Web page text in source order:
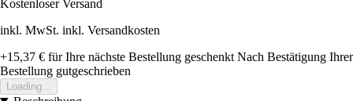
Kostenloser Versand
inkl. MwSt. inkl. Versandkosten
+15,37 € für Ihre nächste Bestellung geschenkt Nach Bestätigung Ihrer
Bestellung gutgeschrieben
Loading...